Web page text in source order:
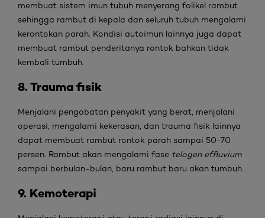
membuat sistem imun tubuh menyerang folikel rambut
sehingga rambut di kepala dan seluruh tubuh mengalami
kerontokan parah. Kondisi autoimun lainnya juga dapat
membuat rambut penderitanya rontok bahkan tidak
kembali tumbuh.
8. Trauma fisik
Menjalani pengobatan penyakit yang berat, menjalani
operasi, mengalami kekerasan, dan trauma fisik lainnya
dapat membuat rambut rontok parah sampai 50-70
persen. Rambut akan mengalami fase telogen effluvium
sampai berbulan-bulan, baru rambut baru akan tumbuh.
9. Kemoterapi